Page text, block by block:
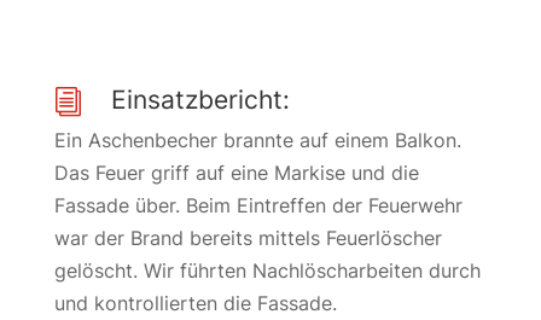
i Einsatzbericht:
Ein Aschenbecher brannte auf einem Balkon.
Das Feuer griff auf eine Markise und die
Fassade über. Beim Eintreffen der Feuerwehr
war der Brand bereits mittels Feuerlöscher
gelöscht. Wir führten Nachlöscharbeiten durch
und kontrollierten die Fassade.